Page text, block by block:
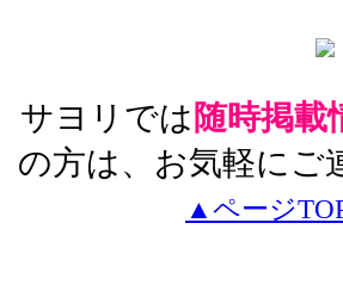
サヨリでは 随時掲載
の方は、お気軽にご
▲ページ